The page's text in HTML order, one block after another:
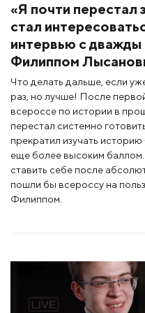
«Я почти перестал
стал
интервью с
Филиппом
Что делать дальше, если
раз, но лучше! После
всероссе по истории в
перестал системно
прекратил изучать
еще более высоким
ставить себе после
пошли бы всероссу на
Филиппом.